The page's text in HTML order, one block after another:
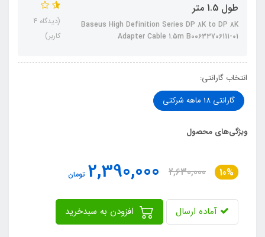
طول 1.5 متر
Baseus High Definition Series DP 8K to DP 8K
Adapter Cable 1.5m B00633706111-01
(دیدگاه 4
کاربر)
انتخاب گارانتی:
گارانتی 18 ماهه شرکتی
ویژگی‌های محصول
10%
2,630,000
2,390,000 تومان
آماده ارسال